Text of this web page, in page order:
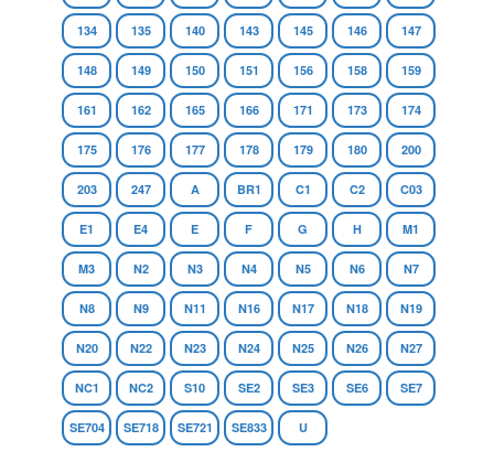
134 135 140 143 145 146 147
148 149 150 151 156 158 159
161 162 165 166 171 173 174
175 176 177 178 179 180 200
203 247 A BR1 C1 C2 C03
E1 E4 E F G H M1
M3 N2 N3 N4 N5 N6 N7
N8 N9 N11 N16 N17 N18 N19
N20 N22 N23 N24 N25 N26 N27
NC1 NC2 S10 SE2 SE3 SE6 SE7
SE704 SE718 SE721 SE833 U